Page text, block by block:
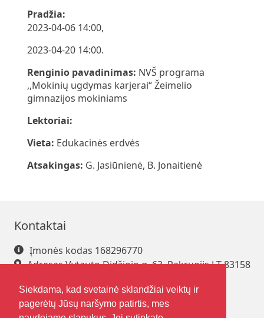
Pradžia:
2023-04-06 14:00,
2023-04-20 14:00.
Renginio pavadinimas: NVŠ programa
,,Mokinių ugdymas karjerai“ Žeimelio
gimnazijos mokiniams
Lektoriai:
Vieta: Edukacinės erdvės
Atsakingas: G. Jasiūnienė, B. Jonaitienė
Kontaktai
Įmonės kodas 168296770
Adresas Vytauto Didžiojo g. 63, Pakruojis LT-83158
El. paštaspakrsjc@gmail.com
Siekdama, kad svetainė sklandžiai veiktų ir
pagerėtų Jūsų naršymo patirtis, mes